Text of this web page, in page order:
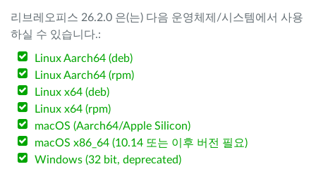
리브레오피스 26.2.0 은(는) 다음 운영체제/시스템에서 사용
하실 수 있습니다.:
Linux Aarch64 (deb)
Linux Aarch64 (rpm)
Linux x64 (deb)
Linux x64 (rpm)
macOS (Aarch64/Apple Silicon)
macOS x86_64 (10.14 또는 이후 버전 필요)
Windows (32 bit, deprecated)